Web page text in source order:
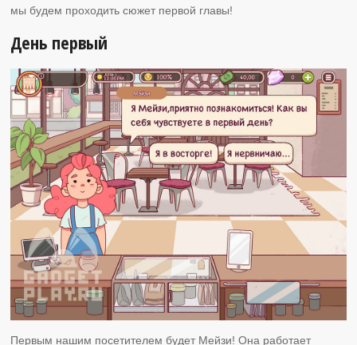
мы будем проходить сюжет первой главы!
День первый
Первым нашим посетителем будет Мейзи! Она работает